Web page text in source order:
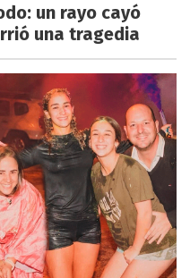
un rayo cayó
una tragedia